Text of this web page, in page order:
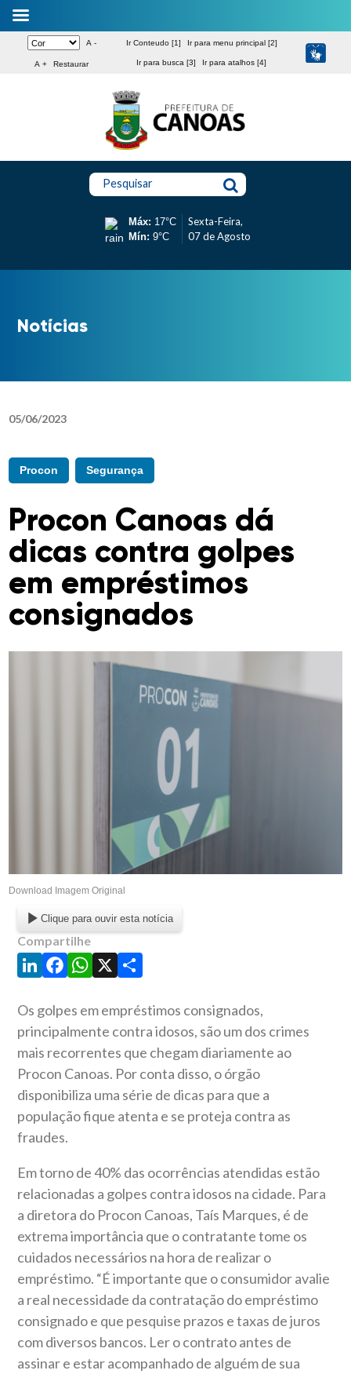
A -
A + Restaurar
Ir Conteudo [1] Ir para menu principal [2]
Ir para busca [3] Ir para atalhos [4]
Pesquisar
Máx: 17°C
Mín: 9°C
Sexta-Feira,
07 de Agosto
Notícias
05/06/2023
Procon Segurança
Procon Canoas dá
dicas contra golpes
em empréstimos
consignados
Download Imagem Original
Clique para ouvir esta notícia
Compartilhe
LinkedIn
Facebook
WhatsApp
X Share
Os golpes em empréstimos consignados,
principalmente contra idosos, são um dos crimes
mais recorrentes que chegam diariamente ao
Procon Canoas. Por conta disso, o órgão
disponibiliza uma série de dicas para que a
população fique atenta e se proteja contra as
fraudes.
Em torno de 40% das ocorrências atendidas estão
relacionadas a golpes contra idosos na cidade. Para
a diretora do Procon Canoas, Taís Marques, é de
extrema importância que o contratante tome os
cuidados necessários na hora de realizar o
empréstimo. “É importante que o consumidor avalie
a real necessidade da contratação do empréstimo
consignado e que pesquise prazos e taxas de juros
com diversos bancos. Ler o contrato antes de
assinar e estar acompanhado de alguém de sua